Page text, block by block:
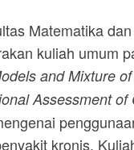
Matematika
kuliah umum
and Mixture
Assessment of
kronis.